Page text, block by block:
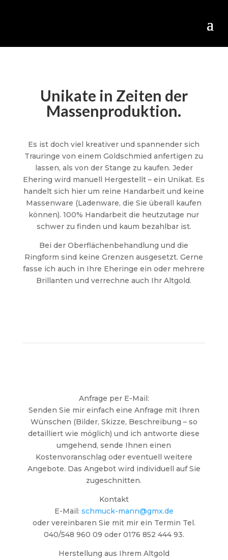
Unikate in Zeiten der
Massenproduktion.
Es ist doch viel kreativer und spannender sich
Trauringe von einem Goldschmied anfertigen zu
lassen, als von der Stange zu kaufen. Jeder
Ehering wird manuell Hergestellt – ein Unikat. Es
handelt sich hier um reine Handarbeit und keine
Massenware (Ladenware, die Sie überall kaufen
können). 100% Handarbeit die heutzutage nur
schwer zu finden und kaum bezahlbar ist.
Bei der Oberflächenbehandlung und die
Ringform sind keine Grenzen ausgesetzt. Gerne
fasse ich auch in Ihre Eheringe ein oder mehrere
Brillanten und verrechne auch Ihr Altgold.
Anfrage per E-Mail:
Senden Sie mir einfach eine Anfrage mit Ihren
Wünschen (Bilder, Skizze, Beschreibung – so
detailliert wie möglich) und ich antworte diese
umgehend, sende Ihnen einen
Kostenvoranschlag oder eventuell weitere
Angebote. Das Angebot wird individuell auf Sie
zugeschnitten.
Kontakt
E-Mail: schmuck-mann@gmx.de
oder vereinbaren Sie mit mir ein Termin Tel.
040/548 960 09 oder 0176 852 444 93.
Herstellung aus Ihrem Altgold